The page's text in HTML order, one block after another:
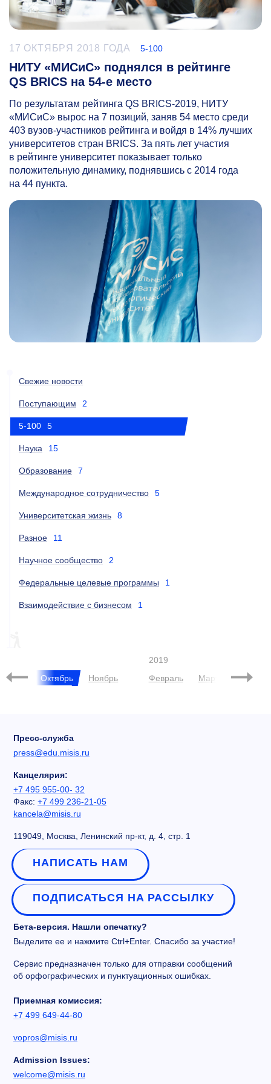
17 ОКТЯБРЯ 2018 ГОДА 5-100
НИТУ «МИСиС» поднялся в рейтинге
QS BRICS на 54-е место
По результатам рейтинга QS BRICS-2019, НИТУ
«МИСиС» вырос на 7 позиций, заняв 54 место среди
403 вузов-участников рейтинга и войдя в 14% лучших
университетов стран BRICS. За пять лет участия
в рейтинге университет показывает только
положительную динамику, поднявшись с 2014 года
на 44 пункта.
Свежие новости
Поступающим 2
5-100 5
Наука 15
Образование 7
Международное сотрудничество 5
Университетская жизнь 8
Разное 11
Научное сообщество 2
Федеральные целевые программы 1
Взаимодействие с бизнесом 1
Октябрь Ноябрь
2019
Февраль
Март Апрель
Пресс-служба
press@edu.misis.ru
Канцелярия:
+7 495 955-00- 32
Факс: +7 499 236-21-05
kancela@misis.ru
119049, Москва, Ленинский пр-кт, д. 4, стр. 1
НАПИСАТЬ НАМ
ПОДПИСАТЬСЯ НА РАССЫЛКУ
Бета-версия. Нашли опечатку?
Выделите ее и нажмите Ctrl+Enter. Спасибо за участие!
Сервис предназначен только для отправки сообщений
об орфографических и пунктуационных ошибках.
Приемная комиссия:
+7 499 649-44-80
vopros@misis.ru
Admission Issues:
welcome@misis.ru